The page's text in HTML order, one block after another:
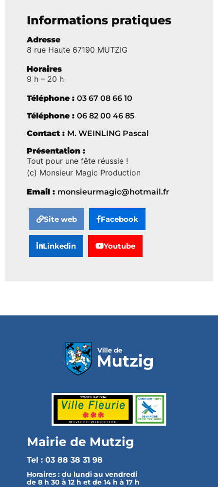
Informations pratiques
Adresse
8 rue Haute 67190 MUTZIG
Horaires
9 h – 20 h
Téléphone : 03 67 08 66 10
Téléphone : 06 82 00 46 85
Contact : M. WEINLING Pascal
Présentation :
Tout pour une fête réussie !
(c) Monsieur Magic Production
Email : monsieurmagic@hotmail.fr
Site web Facebook
Linkedin Youtube
Mairie de Mutzig
Tel : 03 88 38 31 98
Horaires : du lundi au vendredi
de 8 h 30 à 12 h et de 14 h à 17 h